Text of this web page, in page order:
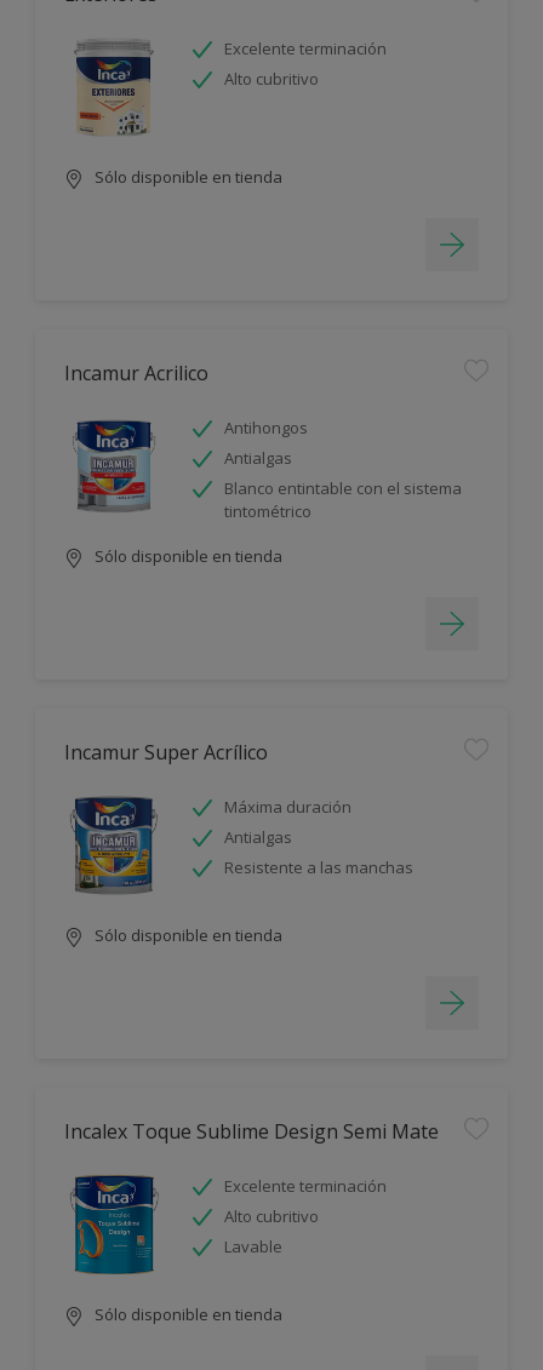
Excelente terminación
Alto cubritivo
Sólo disponible en tienda
Incamur Acrilico
Antihongos
Antialgas
Blanco entintable con el sistema
tintométrico
Sólo disponible en tienda
Incamur Super Acrílico
Máxima duración
Antialgas
Resistente a las manchas
Sólo disponible en tienda
Incalex Toque Sublime Design Semi Mate
Excelente terminación
Alto cubritivo
Lavable
Sólo disponible en tienda